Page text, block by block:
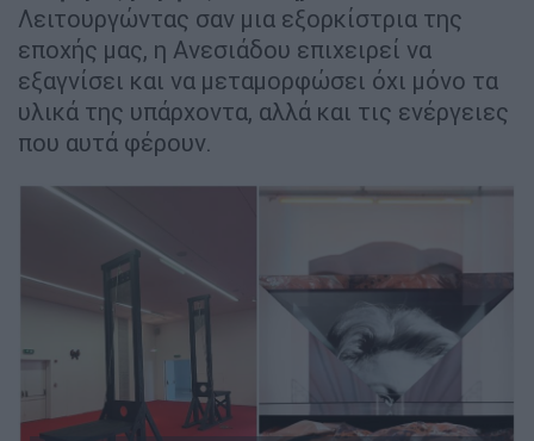
Λειτουργώντας σαν μια εξορκίστρια της
εποχής μας, η Ανεσιάδου επιχειρεί να
εξαγνίσει και να μεταμορφώσει όχι μόνο τα
υλικά της υπάρχοντα, αλλά και τις ενέργειες
που αυτά φέρουν.